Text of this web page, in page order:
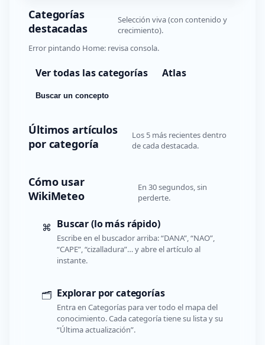
Categorías
destacadas
Selección viva (con contenido y
crecimiento).
Error pintando Home: revisa consola.
Ver todas las categorías Atlas
Buscar un concepto
Últimos artículos
por categoría
Los 5 más recientes dentro
de cada destacada.
Cómo usar
WikiMeteo
En 30 segundos, sin
perderte.
⌘ Buscar (lo más rápido)
Escribe en el buscador arriba: “DANA”, “NAO”,
“CAPE”, “cizalladura”… y abre el artículo al
instante.
🗂️ Explorar por categorías
Entra en Categorías para ver todo el mapa del
conocimiento. Cada categoría tiene su lista y su
“Última actualización”.